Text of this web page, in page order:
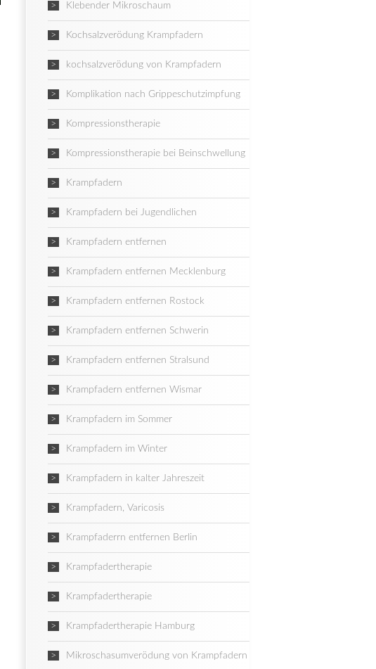
Klebender Mikroschaum
Kochsalzverödung Krampfadern
kochsalzverödung von Krampfadern
Komplikation nach Grippeschutzimpfung
Kompressionstherapie
Kompressionstherapie bei Beinschwellung
Krampfadern
Krampfadern bei Jugendlichen
Krampfadern entfernen
Krampfadern entfernen Mecklenburg
Krampfadern entfernen Rostock
Krampfadern entfernen Schwerin
Krampfadern entfernen Stralsund
Krampfadern entfernen Wismar
Krampfadern im Sommer
Krampfadern im Winter
Krampfadern in kalter Jahreszeit
Krampfadern, Varicosis
Krampfaderrn entfernen Berlin
Krampfadertherapie
Krampfadertherapie
Krampfadertherapie Hamburg
Mikroschasumverödung von Krampfadern